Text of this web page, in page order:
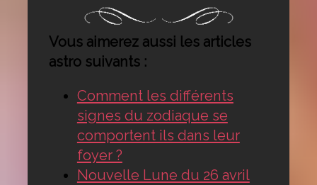
Vous aimerez aussi les articles
astro suivants :
Comment les différents
signes du zodiaque se
comportent ils dans leur
foyer ?
Nouvelle Lune du 26 avril